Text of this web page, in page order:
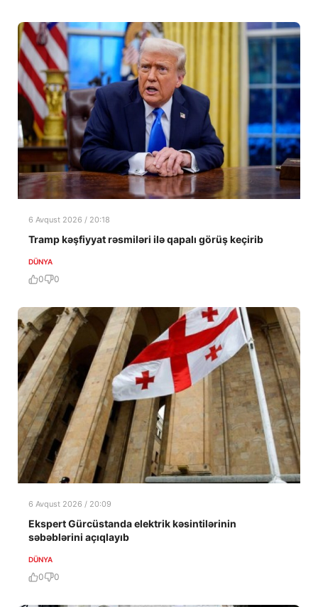
6 Avqust 2026 / 20:18
Tramp kəşfiyyat rəsmiləri ilə qapalı görüş keçirib
DÜNYA
0 0
6 Avqust 2026 / 20:09
Ekspert Gürcüstanda elektrik kəsintilərinin
səbəblərini açıqlayıb
DÜNYA
0 0